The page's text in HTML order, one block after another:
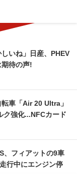
いね」日産、PHEV
待の声!
車「Air 20 Ultra」
ク強化...NFCカード
、フィアットの9車
行中にエンジン停